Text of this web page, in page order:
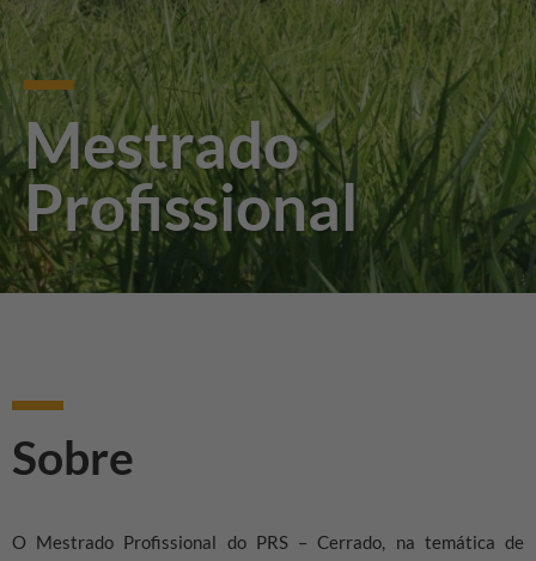
Mestrado
Profissional
Sobre
O Mestrado Profissional do PRS – Cerrado, na temática de